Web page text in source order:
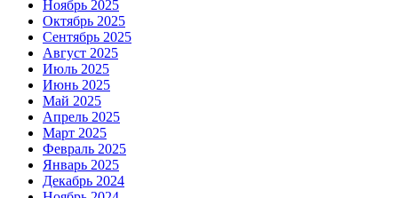
Ноябрь 2025
Октябрь 2025
Сентябрь 2025
Август 2025
Июль 2025
Июнь 2025
Май 2025
Апрель 2025
Март 2025
Февраль 2025
Январь 2025
Декабрь 2024